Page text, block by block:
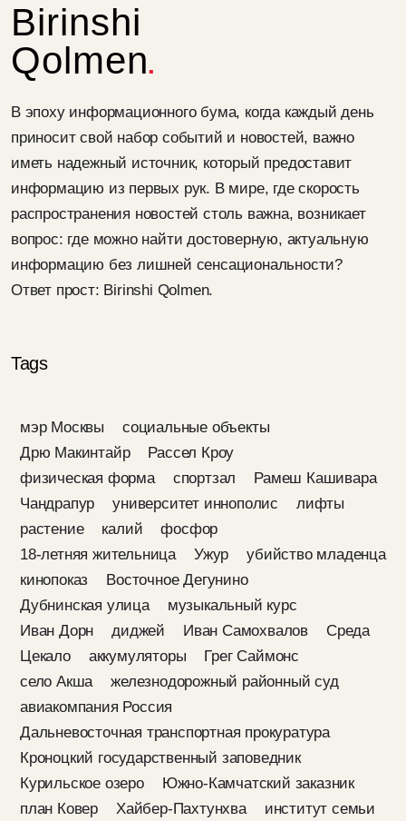
Birinshi
Qolmen
В эпоху информационного бума, когда каждый день
приносит свой набор событий и новостей, важно
иметь надежный источник, который предоставит
информацию из первых рук. В мире, где скорость
распространения новостей столь важна, возникает
вопрос: где можно найти достоверную, актуальную
информацию без лишней сенсациональности?
Ответ прост: Birinshi Qolmen.
Tags
мэр Москвы
социальные объекты
Дрю Макинтайр
Рассел Кроу
физическая форма
спортзал
Рамеш Кашивара
Чандрапур
университет иннополис
лифты
растение
калий
фосфор
18-летняя жительница
Ужур
убийство младенца
кинопоказ
Восточное Дегунино
Дубнинская улица
музыкальный курс
Иван Дорн
диджей Иван Самохвалов
Среда
Цекало
аккумуляторы
Грег Саймонс
село Акша
железнодорожный районный суд
авиакомпания Россия
Дальневосточная транспортная прокуратура
Кроноцкий государственный заповедник
Курильское озеро
Южно-Камчатский заказник
план Ковер
Хайбер-Пахтунхва институт семьи